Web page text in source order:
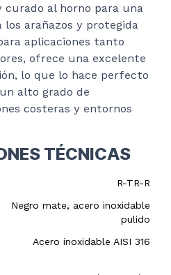
al horno para una
arañazos y protegida
aplicaciones tanto
ofrece una excelente
lo que lo hace perfecto
alto grado de
costeras y entornos
TÉCNICAS
R-TR-R
Negro mate, acero inoxidable
pulido
Acero inoxidable AISI 316